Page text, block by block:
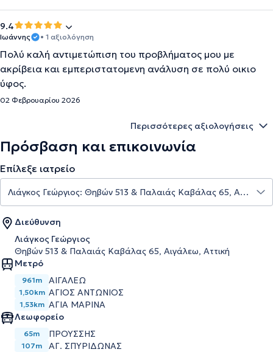
9.4
Ιωάννης • 1 αξιολόγηση
Πολύ καλή αντιμετώπιση του προβλήματος μου με
ακρίβεια και εμπεριστατομενη ανάλυση σε πολύ οικιο
ύφος.
02 Φεβρουαρίου 2026
Περισσότερες αξιολογήσεις
Πρόσβαση και επικοινωνία
Επίλεξε ιατρείο
Διεύθυνση
Λιάγκος Γεώργιος
Θηβών 513 & Παλαιάς Καβάλας 65, Αιγάλεω, Αττική
Μετρό
961m ΑΙΓΑΛΕΩ
1,50km ΑΓΙΟΣ ΑΝΤΩΝΙΟΣ
1,53km ΑΓΙΑ ΜΑΡΙΝΑ
Λεωφορείο
65m ΠΡΟΥΣΣΗΣ
107m ΑΓ. ΣΠΥΡΙΔΩΝΑΣ